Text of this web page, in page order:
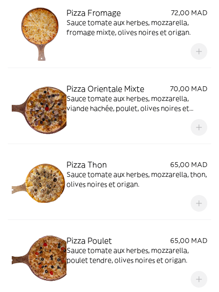
Pizza Fromage
72,00 MAD
Sauce tomate aux herbes, mozzarella,
fromage mixte, olives noires et origan.
Pizza Orientale Mixte
70,00 MAD
Sauce tomate aux herbes, mozzarella,
viande hachée, poulet, olives noires et
Pizza Thon
65,00 MAD
Sauce tomate aux herbes, mozzarella, thon,
olives noires et origan.
Pizza Poulet
65,00 MAD
Sauce tomate aux herbes, mozzarella,
poulet tendre, olives noires et origan.